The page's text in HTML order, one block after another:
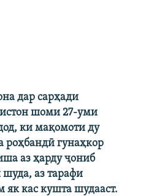
RL
дар сарҳади
шоми 27-уми
ки мақомоти ду
роҳбандӣ гунаҳкор
аз ҳарду ҷониб
аз тарафи
як кас кушта шудааст.